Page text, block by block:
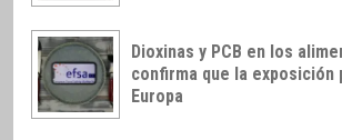
Dioxinas y PCB en los
confirma que la exposición
Europa